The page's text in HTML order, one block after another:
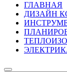
ГЛАВНАЯ
ДИЗАЙН